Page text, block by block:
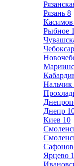
Рязань 8
Касимов
Рыбное 1
Нальчик
Днепр
Киев 10
Ярцево 1